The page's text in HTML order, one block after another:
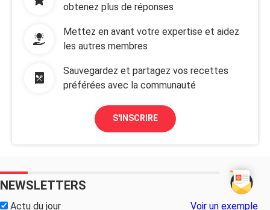
obtenez plus de réponses
Mettez en avant votre expertise et aidez
les autres membres
Sauvegardez et partagez vos recettes
préférées avec la communauté
S'INSCRIRE
NEWSLETTERS
Actu du jour Voir un exemple